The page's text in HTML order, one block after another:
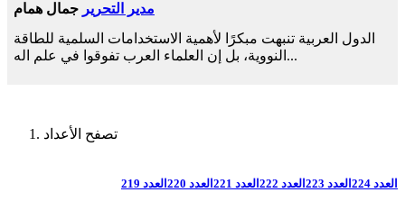
مدير التحرير جمال همام
الدول العربية تنبهت مبكرًا لأهمية الاستخدامات السلمية للطاقة
النووية، بل إن العلماء العرب تفوقوا في علم اله...
تصفح الأعداد
العدد 224 العدد 223 العدد 222 العدد 221 العدد 220 العدد 219